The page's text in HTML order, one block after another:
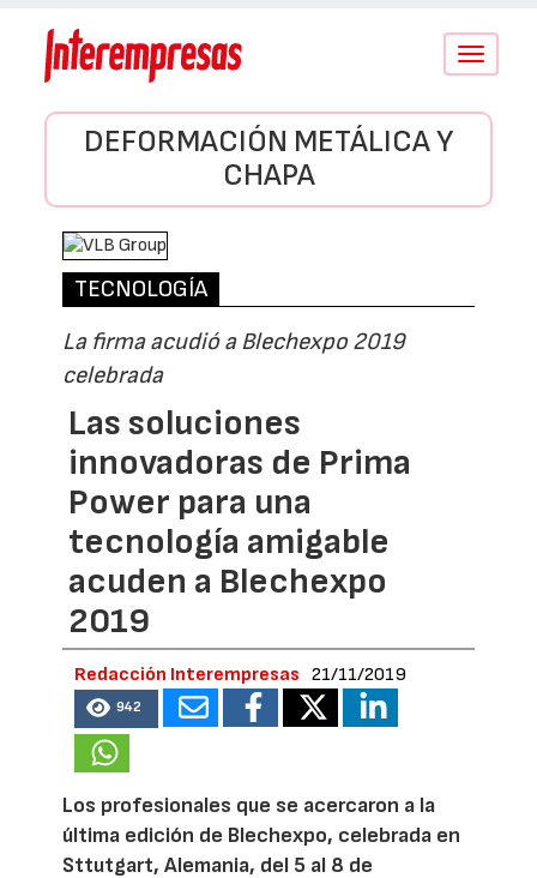
Conmutar
DEFORMACIÓN METÁLICA Y
CHAPA
TECNOLOGÍA
La firma acudió a Blechexpo 2019
celebrada
Las soluciones
innovadoras de Prima
Power para una
tecnología amigable
acuden a Blechexpo
2019
Redacción Interempresas 21/11/2019
942
Los profesionales que se acercaron a la
última edición de Blechexpo, celebrada en
Sttutgart, Alemania, del 5 al 8 de